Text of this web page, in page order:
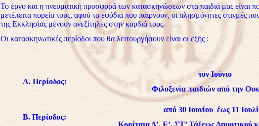
Το έργο και η πνευματική προσφορά των κατασκηνώσεων στα παιδιά μας είναι
μετέπειτα πορεία τους, αφού τα εφόδια που παίρνουν, οι αλησμόνητες στιγμές
της Εκκλησίας μένουν ανεξίτηλες στην καρδιά τους.
Οι κατασκηνωτικές περίοδοι που θα λειτουργήσουν είναι οι εξής :
Α. Περίοδος:
τον Ιούνιο
Φιλοξενία παιδιών από την
Β. Περίοδος:
από 30 Ιουνίου έως 11
Κορίτσια Δ’, Ε’, ΣΤ’ Τάξεως Δημοτικού